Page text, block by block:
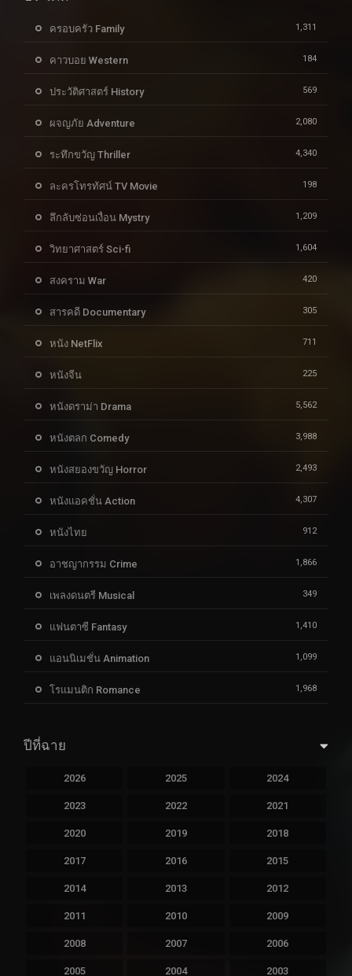
ครอบครัว Family 1,311
คาวบอย Western 184
ประวัติศาสตร์ History 569
ผจญภัย Adventure 2,080
ระทึกขวัญ Thriller 4,340
ละครโทรทัศน์ TV Movie 198
ลึกลับซ่อนเงื่อน Mystry 1,209
วิทยาศาสตร์ Sci-fi 1,604
สงคราม War 420
สารคดี Documentary 305
หนัง NetFlix 711
หนังจีน 225
หนังดราม่า Drama 5,562
หนังตลก Comedy 3,988
หนังสยองขวัญ Horror 2,493
หนังแอคชั่น Action 4,307
หนังไทย 912
อาชญากรรม Crime 1,866
เพลงดนตรี Musical 349
แฟนตาซี Fantasy 1,410
แอนนิเมชั่น Animation 1,099
โรแมนติก Romance 1,968
ปีที่ฉาย
2026 2025 2024
2023 2022 2021
2020 2019 2018
2017 2016 2015
2014 2013 2012
2011 2010 2009
2008 2007 2006
2005 2004 2003